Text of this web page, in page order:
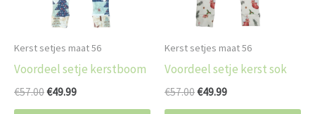
Kerst setjes maat 56
Voordeel setje kerstboom
€57.00€49.99
Kerst setjes maat 56
Voordeel setje kerst sok
€57.00€49.99